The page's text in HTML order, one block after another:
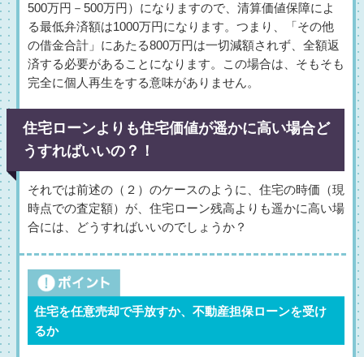
500万円－500万円）になりますので、清算価値保障によ
る最低弁済額は1000万円になります。つまり、「その他
の借金合計」にあたる800万円は一切減額されず、全額返
済する必要があることになります。この場合は、そもそも
完全に個人再生をする意味がありません。
住宅ローンよりも住宅価値が遥かに高い場合ど
うすればいいの？！
それでは前述の（２）のケースのように、住宅の時価（現
時点での査定額）が、住宅ローン残高よりも遥かに高い場
合には、どうすればいいのでしょうか？
住宅を任意売却で手放すか、不動産担保ローンを受け
るか